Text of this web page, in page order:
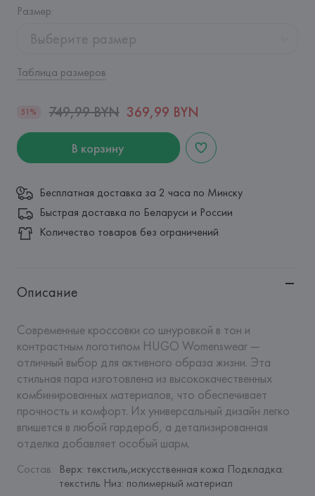
Размер:
Выберите размер
Таблица размеров
51% 749,99 BYN 369,99 BYN
В корзину
Бесплатная доставка за 2 часа по Минску
Быстрая доставка по Беларуси и России
Количество товаров без ограничений
Описание
Современные кроссовки со шнуровкой в тон и
контрастным логотипом HUGO Womenswear —
отличный выбор для активного образа жизни. Эта
стильная пара изготовлена из высококачественных
комбинированных материалов, что обеспечивает
прочность и комфорт. Их универсальный дизайн легко
впишется в любой гардероб, а детализированная
отделка добавляет особый шарм.
Состав: Верх: текстиль,искусственная кожа Подкладка:
текстиль Низ: полимерный материал